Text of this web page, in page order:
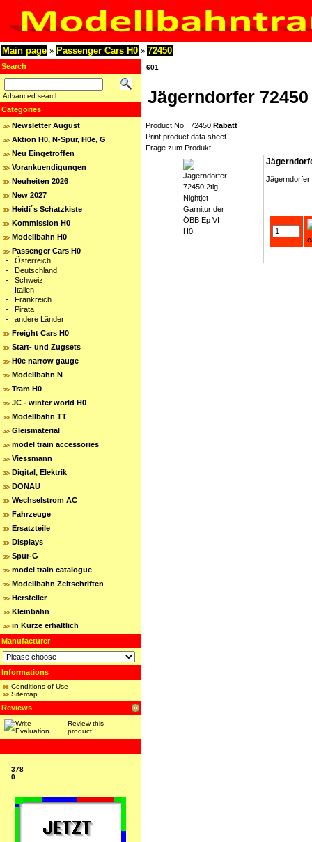
Main page » Passenger Cars H0 » 72450
Search
Advanced search
Categories
Newsletter August
Aktion H0, N-Spur, H0e, G
Neu Eingetroffen
Vorankuendigungen
Neuheiten 2026
New 2027
Heidi´s Schatzkiste
Kommission H0
Modellbahn H0
Passenger Cars H0
- Österreich
- Deutschland
- Schweiz
- Italien
- Frankreich
- Pirata
- andere Länder
Freight Cars H0
Start- und Zugsets
H0e narrow gauge
Modellbahn N
Tram H0
JC - winter world H0
Modellbahn TT
Gleismaterial
model train accessories
Viessmann
Digital, Elektrik
DONAU
Wechselstrom AC
Fahrzeuge
Ersatzteile
Displays
Spur-G
model train catalogue
Modellbahn Zeitschriften
Hersteller
Kleinbahn
in Kürze erhältlich
Manufacturer
Informations
Conditions of Use
Sitemap
Reviews
Review this
product!
378
0
601
Jägerndorfer
Product No.: 72450 Rabatt
Print product data sheet
Frage zum Produkt
Jägerndorfer